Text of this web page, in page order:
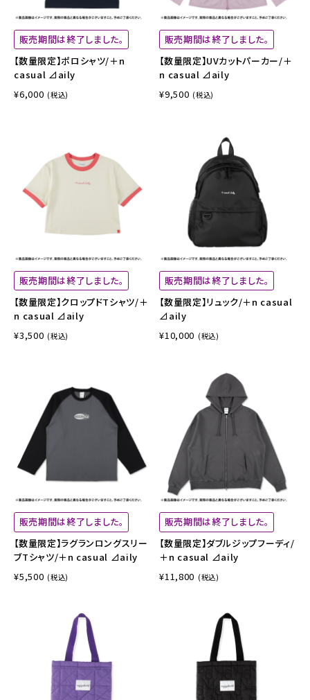
販売期間は終了しました。
【数量限定】ポロシャツ/＋n
casual ⊿aily
¥6,000 (税込)
販売期間は終了しました。
【数量限定】UVカットパーカー/＋
n casual ⊿aily
¥9,500 (税込)
販売期間は終了しました。
【数量限定】クロップドTシャツ/＋
n casual ⊿aily
¥3,500 (税込)
販売期間は終了しました。
【数量限定】リュック/＋n casual
⊿aily
¥10,000 (税込)
販売期間は終了しました。
【数量限定】ラグランロングスリー
ブTシャツ/＋n casual ⊿aily
¥5,500 (税込)
販売期間は終了しました。
【数量限定】ダブルジップフーディ/
＋n casual ⊿aily
¥11,800 (税込)